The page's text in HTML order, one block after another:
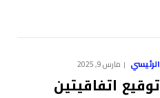
الرئيسي مارس 9, 2025
توقيع اتفاقيتين